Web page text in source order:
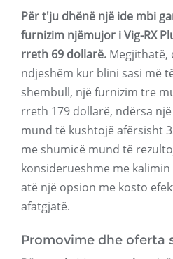
Për t'ju dhënë një ide mbi
furnizim njëmujor i Vig-RX
rreth 69 dollarë. Megjithatë,
ndjeshëm kur blini sasi më
shembull, një furnizim tre
rreth 179 dollarë, ndërsa
mund të kushtojë afërsisht
me shumicë mund të
konsiderueshme me kalimin
atë një opsion me kosto
afatgjatë.
Promovime dhe oferta